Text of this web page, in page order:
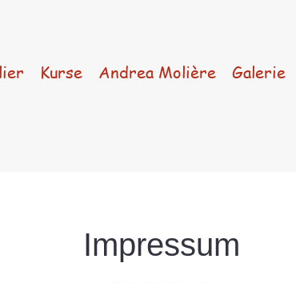
Kurse Andrea Molière Galerie
Impressum